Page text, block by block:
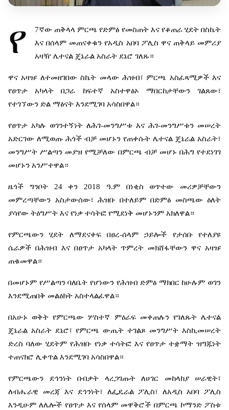
የ 7ኛው ጠቅላላ ምርጫ የድምፅ የመስጠት እና የቆጠራ ሂደት በስኬት
እና በሰላም መጠናቀቁን የአዲስ አበባ ፖሊስ ዋና ጠቅላይ መምሪያ
አዛዥ ሌተናል ጄኔራል አስራት ደኔሮ ገለጹ።
ዋና አዛዡ ለተመዘገበው ስኬት መላው ሕዝብ፣ ምርጫ አስፈጻሚዎች እና
የፀጥታ
አካላት በጋራ ከፍተኛ አስተዋፅኦ ማበርከታቸውን
ገልጸው፣
የተገኘውን ድል ማፅናት እንደሚገባ አሳስበዋል።
የፀጥታ አካሉ ወገንተኝነት ለሕገ-መንግሥቱ እና ሕገ-መንግሥቱን መሠረት
አድርገው ለሚወጡ ሕጎች ብቻ መሆኑን የጠቀሱት ሌተናል ጄኔራል አስራት፣
መንግሥት ሥልጣን መያዝ የሚቻለው በምርጫ ብቻ መሆኑ በሕግ የተደነገገ
መሆኑን አንሥተዋል።
ዜጎች ግንቦት24 ቀን 2018 ዓ.ም በነቂስ ወጥተው
መሪዎቻቸውን
መምረጣቸውን አስታውሰው፣ ሕዝቡ በተለይም በድምፅ መስጫው ዕለት
ያሳየው ትዕግሥት እና የነቃ ተሳትፎ የሚደነቅ መሆኑንም አክለዋል።
የምርጫውን ሂደት ለማደናቀፍ በፀረ-ሰላም ኃይሎች የታሰቡ
የተለያዩ
ሴራዎች በሕዝብ እና በፀጥታ አካላት ጥምረት መክሸፋቸውን ዋና አዛዡ
ጠቁመዋል።
በመሆኑም የሥልጣን ባለቤት የሆነውን የሕዝብ ድምፅ ማክበር ከሁሉም ወገን
እንደሚጠበቅ መልዕክት አስተላልፈዋል።
በአሁኑ ወቅት የምርጫው ሦስተኛ ምዕራፍ መቀጠሉን የገለጹት ሌተናል
ጄኔራል አስራት ደኔሮ፣ የምርጫ ውጤት ተገልጾ መንግሥት እስኪመሠረት
ድረስ ባለው ሂደትም የሕዝቡ የነቃ ተሳትፎ እና የፀጥታ ተቋማት ዝግጁነት
ተጠናክሮ ሊቀጥል እንደሚገባ አሳስበዋል።
የምርጫውን ደኅንነት በብቃት ላረጋገጡት ለሀገር መከላከያ
ሠራዊት፣
ለብሔራዊ
መረጃ እና ደኅንነት፣ ለፌዴራል ፖሊስ፣ ለአዲስ አበባ ፖሊስ
እንዲሁም ለሌሎች የፀጥታ እና የሰላም መዋቅሮች በምርጫ ኮማንድ ፖስቱ